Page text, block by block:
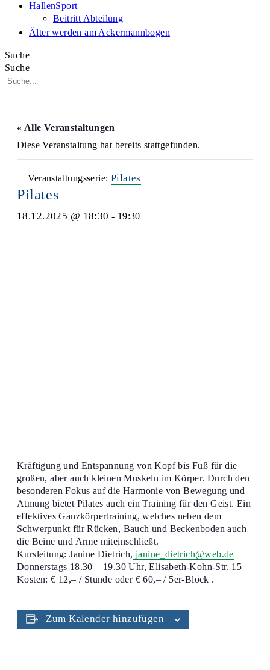
HallenSport
Beitritt Abteilung
Älter werden am Ackermannbogen
Suche
Suche
« Alle Veranstaltungen
Diese Veranstaltung hat bereits stattgefunden.
Veranstaltungsserie: Pilates
Pilates
18.12.2025 @ 18:30 - 19:30
Kräftigung und Entspannung von Kopf bis Fuß für die
großen, aber auch kleinen Muskeln im Körper. Durch den
besonderen Fokus auf die Harmonie von Bewegung und
Atmung bietet Pilates auch ein Training für den Geist. Ein
effektives Ganzkörpertraining, welches neben dem
Schwerpunkt für Rücken, Bauch und Beckenboden auch
die Beine und Arme miteinschließt.
Kursleitung: Janine Dietrich, janine_dietrich@web.de
Donnerstags 18.30 – 19.30 Uhr, Elisabeth-Kohn-Str. 15
Kosten: € 12,– / Stunde oder € 60,– / 5er-Block .
Zum Kalender hinzufügen